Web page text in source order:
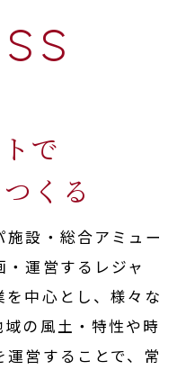
Royal Group
Royal GroupRoyal GroupRoyal Group
で
くる
設・総合アミュー
・運営する レジャ
中心とし、様々な
域の風土・特性や時
営することで、 常